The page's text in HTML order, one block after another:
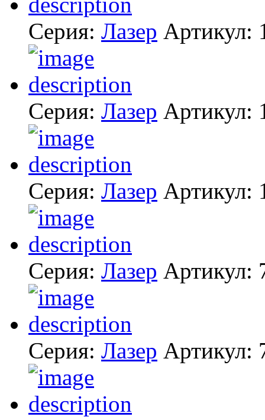
Серия: Лазер Артикул:
Серия: Лазер Артикул:
Серия: Лазер Артикул:
Серия: Лазер Артикул:
Серия: Лазер Артикул: